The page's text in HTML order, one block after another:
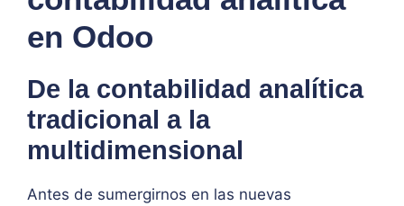
en Odoo
De la contabilidad analítica
tradicional a la
multidimensional
Antes de sumergirnos en las nuevas